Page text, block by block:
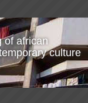
of african
culture